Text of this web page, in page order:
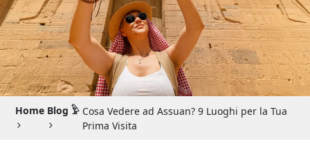
Tour Giordania
Altri
Blog 𓁐
Guida di Viaggio 𓉔
Guida di Viaggio Giordania
Home Blog 𓅱 Cosa Vedere ad Assuan? 9 Luoghi per la Tua
Prima Visita